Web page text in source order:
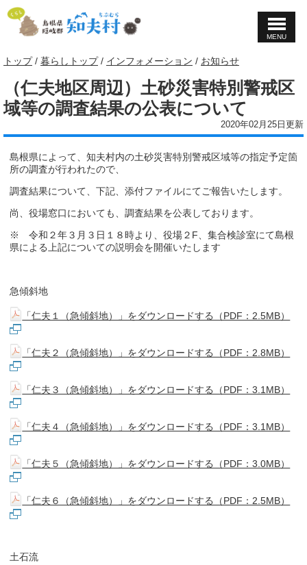
このページの本文へ
MENU
現
位
置：
トップ/ 暮らしトップ/ インフォメーション / お知らせ
（仁夫地区周辺）土砂災害特別警戒区
域等の調査結果の公表について
2020年02月25日更新
島根県によって、知夫村内の土砂災害特別警戒区域等の指定予定箇
所の調査が行われたので、
調査結果について、下記、添付ファイルにてご報告いたします。
尚、役場窓口においても、調査結果を公表しております。
※ 令和２年３月３日１８時より、役場２F、集合検診室にて島根
県による上記についての説明会を開催いたします
急傾斜地
「仁夫１（急傾斜地）」をダウンロードする（PDF：2.5MB）
「仁夫２（急傾斜地）」をダウンロードする（PDF：2.8MB）
「仁夫３（急傾斜地）」をダウンロードする（PDF：3.1MB）
「仁夫４（急傾斜地）」をダウンロードする（PDF：3.1MB）
「仁夫５（急傾斜地）」をダウンロードする（PDF：3.0MB）
「仁夫６（急傾斜地）」をダウンロードする（PDF：2.5MB）
土石流